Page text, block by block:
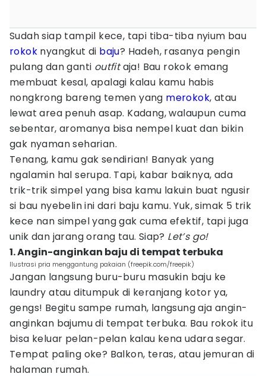
Sudah siap tampil kece, tapi tiba-tiba nyium bau
rokok nyangkut di baju? Hadeh, rasanya pengin
pulang dan ganti outfitaja! Bau rokok emang
membuat kesal, apalagi kalau kamu habis
nongkrong bareng temen yang merokok, atau
lewat area penuh asap. Kadang, walaupun cuma
sebentar, aromanya bisa nempel kuat dan bikin
gak nyaman seharian.
Tenang, kamu gak sendirian! Banyak yang
ngalamin hal serupa. Tapi, kabar baiknya, ada
trik-trik simpel yang bisa kamu lakuin buat ngusir
si bau nyebelin ini dari baju kamu. Yuk, simak 5 trik
kece nan simpel yang gak cuma efektif, tapi juga
unik dan jarang orang tau. Siap? Let’s go!
1. Angin-anginkan baju di tempat terbuka
Ilustrasi pria menggantung pakaian (freepik.com/freepik)
Jangan langsung buru-buru masukin baju ke
laundry atau ditumpuk di keranjang kotor ya,
gengs! Begitu sampe rumah, langsung aja angin-
anginkan bajumu di tempat terbuka. Bau rokok itu
bisa keluar pelan-pelan kalau kena udara segar.
Tempat paling oke? Balkon, teras, atau jemuran di
halaman rumah.